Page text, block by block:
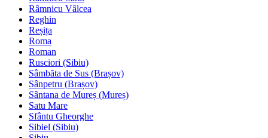
Râmnicu Vâlcea
Reghin
Reșița
Roma
Roman
Rusciori (Sibiu)
Sâmbăta de Sus (Brașov)
Sânpetru (Brașov)
Sântana de Mureș (Mureș)
Satu Mare
Sfântu Gheorghe
Sibiel (Sibiu)